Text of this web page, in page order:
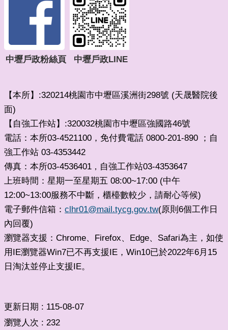
中壢戶政粉絲頁 中壢戶政LINE
【本所】:320214桃園市中壢區溪洲街298號 (天晟醫院後
面)
【自強工作站】:320032桃園市中壢區強國路46號
電話：本所03-4521100，免付費電話 0800-201-890 ；自
強工作站 03-4353442
傳真：本所03-4536401 ， 自強工作站03-4353647
上班時間：星期一至星期五 08:00~17:00 (中午
12:00~13:00服務不中斷，櫃檯數較少，請耐心等候)
電子郵件信箱： clhr01@mail.tycg.gov.tw(原則6個工作日
內回覆)
瀏覽器支援：Chrome、Firefox、Edge、Safari為主，如使
用IE瀏覽器Win7已不再支援IE，Win10已於2022年6月15
日淘汰並停止支援IE。
更新日期
115-08-07
瀏覽人次
232